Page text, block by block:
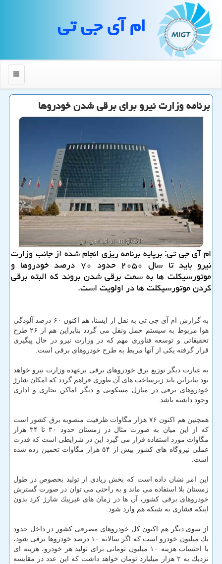
ام آی جی تی
منو
برنامه وزارت نیرو برای برقی شدن خودروها
ام آی جی تی: برپایه برنامه ریزی انجام شده از جانب وزارت
نیرو باید تا سال ۲۰۵۰ حدود ۷۰ درصد خودروها و
موتورسیكلت ها به سمت برقی شدن بروند كه البته برقی
كردن موتورسیكلت ها در اولویت است.
به گزارش ام آی جی تی به نقل از ایسنا، هم اكنون ۶۰ درصد آلودگی
هوا مربوط به سیستم حمل ونقل می گردد بنابراین هم از ۲۶ طرح
تحقیقاتی و توسعه فناوری مهم كه در وزارت نیرو در حال پیگیری
قرار گرفته یكی از آنها مربط به طرح خودروهای برقی است.
به عبارت دیگر توزیع برق خودروهای برقی برعهده وزارت نیرو خواهد
بود بنابراین باید زیرساخت های آن طوری فراهم گردد كه امكان شارژ
خودروهای برقی در منازل مسكونی و دیگر اماكن تجاری و اداری
وجود داشته باشد.
همچنین هم اكنون ۷۶ هزار مگاوات ظرفیت منصوبه برق كشور است
كه از این میان به صورت مثال در زمستان حدود ۳۰ تا ۳۴ هزار
مگاوات مورد استفاده قرار می گیرد این در شرایطی است كه قدرت
عملی نیروگاه های كشور بیش از ۵۴ هزار مگاوات تخمین زده شده
است.
این امر نشان داده است كه بخش زیادی از تولید بخصوص در طول
زمستان بلا استفاده می ماند و به راحتی می توان در صورت گسترش
خودروهای برقی كشور، آن ها در زمان های غیرپیك شارژ كرد بدون
اینكه فشاری به شبكه هم وارد شود.
از سوی دیگر هم اكنون كل خودروهای مصرفی كشور در داخل حدود
یك میلیون خودرو است كه اگر سالانه ۱۰ درصد خودروها برقی شود،
با احتساب هزینه ۱۰ میلیون تومانی برای تولید هر خودرو، هزینه ای
نزدیك به ۲ هزار میلیارد تومان خواهد داشت كه این عدد در مقایسه